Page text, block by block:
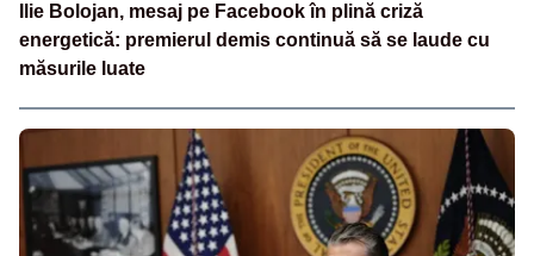
Ilie Bolojan, mesaj pe Facebook în plină criză
energetică: premierul demis continuă să se laude cu
măsurile luate